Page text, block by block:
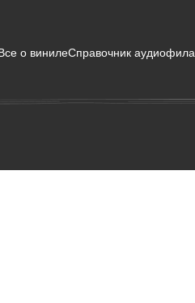
о винилеСправочник аудиофила